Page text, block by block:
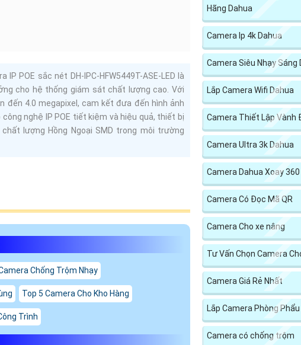
IP POE sắc nét DH-IPC-HFW5449T-ASE-LED là
cho hệ thống giám sát chất lượng cao. Với
đến 4.0 megapixel, cam kết đưa đến hình ảnh
nghệ IP POE tiết kiệm và hiệu quả, thiết bị
lượng Hồng Ngoại SMD trong môi trường
Chống Trộm Nhạy
Top 5 Camera Cho Kho Hàng
Trình
Hãng Dahua
Camera Ip 4k Dahua
Camera Siêu Nhạy Sáng
Lắp Camera Wifi Dahua
Camera Thiết Lập Vành
Camera Ultra 3k Dahua
Camera Dahua Xoay 360
Camera Có Đọc Mã QR
Camera Cho xe nâng
Tư Vấn Chọn Camera
Camera Giá Rẻ Nhất
Lắp Camera Phòng
Camera có chống trộm